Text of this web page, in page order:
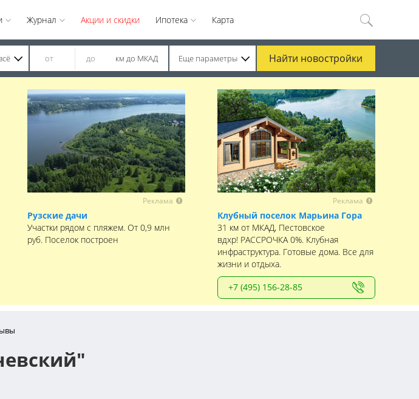
Журнал Акции и скидки Ипотека Карта
км до МКАД Еще параметры Найти новостройки
Реклама
Рузские дачи
Участки рядом с пляжем. От 0,9 млн
руб. Поселок построен
Реклама
Клубный поселок Марьина Гора
31 км от МКАД, Пестовское
вдхр! РАССРОЧКА 0%. Клубная
инфраструктура. Готовые дома. Все для
жизни и отдыха.
+7 (495) 156-28-85